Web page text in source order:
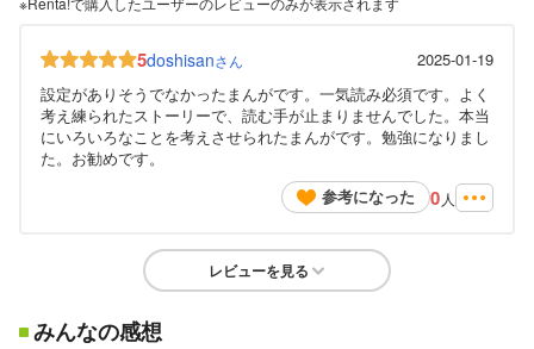
5doshisanさん
2025-01-19
設定がありそうでなかったまんがです。一気読み必須です。よく
考え練られたストーリーで、読む手が止まりませんでした。本当
にいろいろなことを考えさせられたまんがです。勉強になりまし
た。お勧めです。
参考になった
0 人
レビューを見る
みんなの感想